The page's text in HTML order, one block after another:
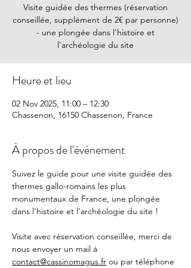
Visite guidée des thermes (réservation
conseillée, supplément de 2€ par personne)
- une plongée dans l'histoire et
l'archéologie du site
Heure et lieu
02 Nov 2025, 11:00 – 12:30
Chassenon, 16150 Chassenon, France
À propos de l'événement
Suivez le guide pour une visite guidée des
thermes gallo-romains les plus
monumentaux de France, une plongée
dans l'histoire et l'archéologie du site !
Visite avec réservation conseillée, merci de
nous envoyer un mail à
contact@cassinomagus.fr ou par téléphone